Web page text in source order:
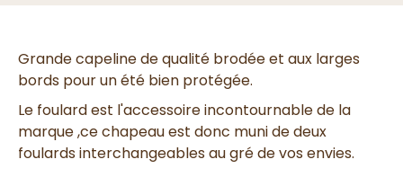
Grande capeline de qualité brodée et aux larges
bords pour un été bien protégée.
Le foulard est l'accessoire incontournable de la
marque ,ce chapeau est donc muni de deux
foulards interchangeables au gré de vos envies.